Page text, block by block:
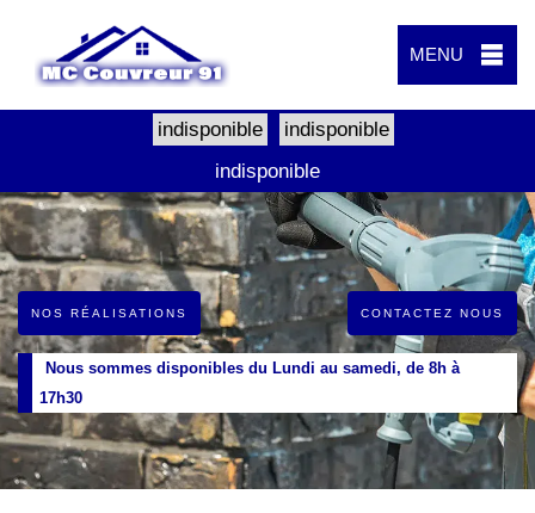
MENU
indisponible
indisponible
indisponible
NOS RÉALISATIONS CONTACTEZ NOUS
Nous sommes disponibles du Lundi au samedi, de 8h à
17h30